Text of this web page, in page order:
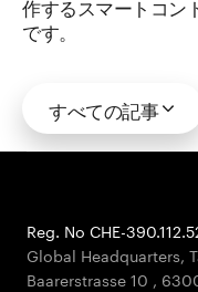
です。
すべての記事
Reg. No CHE-
Global Headquarters,
Baarerstrasse 10 ,